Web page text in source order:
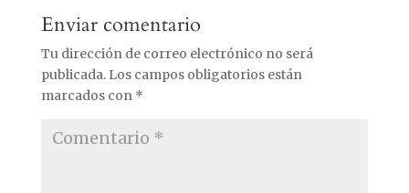
Enviar comentario
Tu dirección de correo electrónico no será
publicada. Los campos obligatorios están
marcados con *